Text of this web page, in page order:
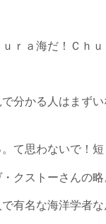
ｒａ海だ！Ｃｈ
分かる人はまず
て思わないで！
・クストーさんの
有名な海洋学者